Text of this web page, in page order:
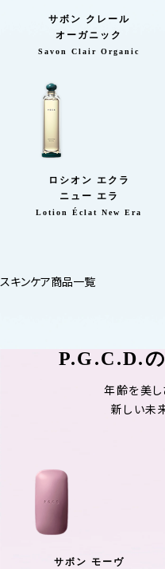
サボン クレール
オーガニック
Savon Clair Organic
ロシオン エクラ
ニュー エラ
Lotion Éclat New Era
スキンケア商品一覧
P.G.C.D.
年齢を美し
新しい未
サボン モーヴ